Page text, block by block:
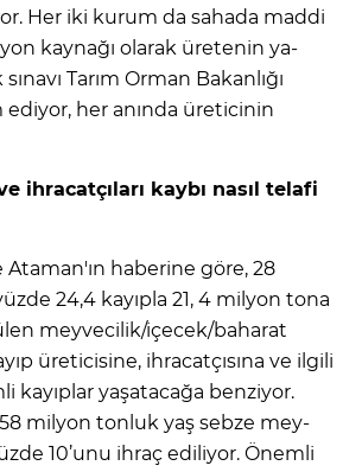
Her iki kurum da saha­da maddi
kaynağı olarak üretenin ya­
Tarım Orman Bakanlığı
her anında üreti­cinin
ihracatçıları kaybı nasıl telafi
haberine göre, 28
24,4 kayıpla 21, 4 milyon to­na
meyve­cilik/içecek/baharat
üreticisine, ih­racatçısına ve ilgili
kayıplar yaşatacağa benziyor.
milyon tonluk yaş sebze mey­
10’unu ihraç ediliyor. Önemli